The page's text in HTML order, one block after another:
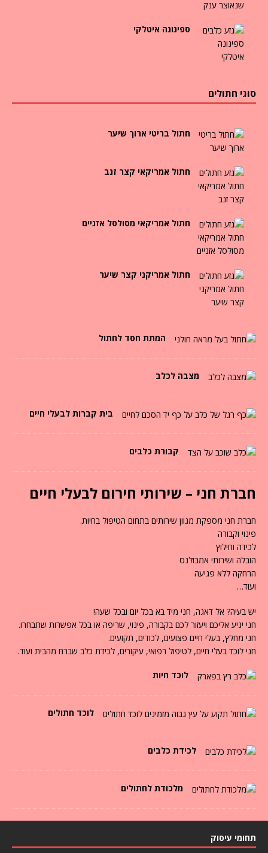
ספינונה איטלקי
סוגי חתולים
חתול בריטי ארוך שיער
חתול אמריקאי קצר זנב
חתול אמריקאי מסולסל אזניים
חתול אמריקני קצר שיער
המתת חסד לחתול
מצבה לכלב
בית קברות לבעלי חיים
קבורת כלבים
חברת חני – שירותי חירום לבעלי חיים
חברת חני מספקת מגוון שירותים בתחום הטיפול בחיות.
פינוי וקבורה
לכידה וחילוץ
הובלה ושירותי אמבולנס
הרחקה ללא פגיעה
ועוד…
יש בעיה? אל דאגה, חני מיד בא בכל יום ובכל שעה!
חני יגיע אליכם ויעזור לכם בקבורה, פינוי, שריפה או בכל אפשרות שתבחרו.
חני מחלץ, בעלי חיים פצועים, לכודים, תקועים.
חני לוכד בעלי חיים, לטיפול רפואי, עיקורים, לכידת כלב שברח מהבית ועוד.
לוכד חיות
לוכד חתולים
לכידת כלבים
מלכודת לחתולים
תחומי עיסוק